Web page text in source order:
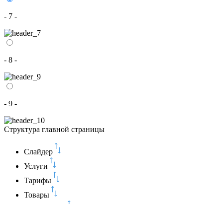
- 7 -
- 8 -
- 9 -
Структура главной страницы
Слайдер
Услуги
Тарифы
Товары